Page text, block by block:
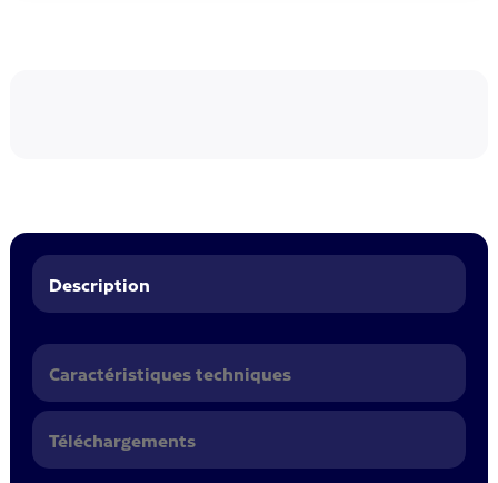
Description
Caractéristiques techniques
Téléchargements